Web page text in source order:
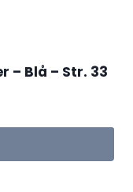
– Blå – Str. 33